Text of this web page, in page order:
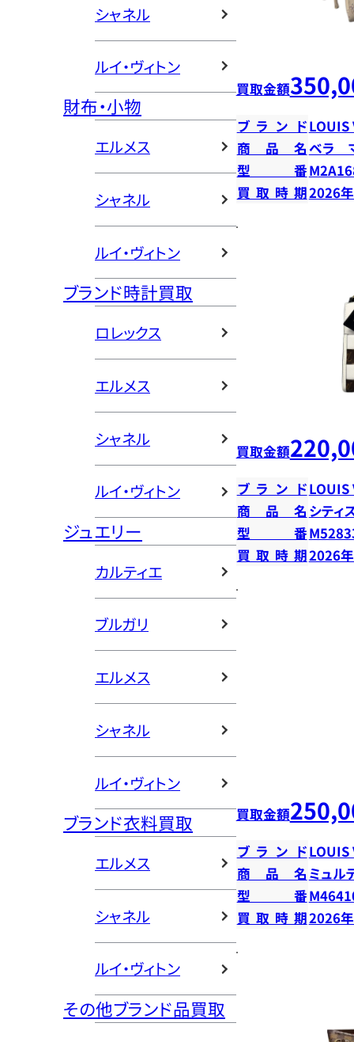
シャネル
ルイ・ヴィトン
財布・小物
エルメス
シャネル
ルイ・ヴィトン
ブランド時計買取
ロレックス
エルメス
シャネル
ルイ・ヴィトン
ジュエリー
カルティエ
ブルガリ
エルメス
シャネル
ルイ・ヴィトン
ブランド衣料買取
エルメス
シャネル
ルイ・ヴィトン
その他ブランド品買取
買取金額
ブランドLOUIS
商品名ベラ
型番
買取時期2026
買取金額
ブランドLOUIS
商品名 シティ
型番
買取時期2026
買取金額
ブランドLOUIS
商品名 ミュル
型番
買取時期2026